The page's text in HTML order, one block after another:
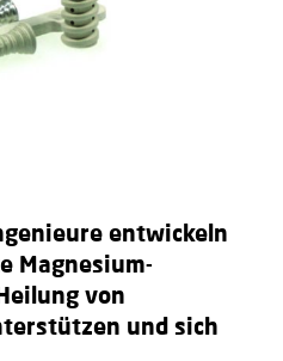
entwickeln
Magnesium-
von
und sich